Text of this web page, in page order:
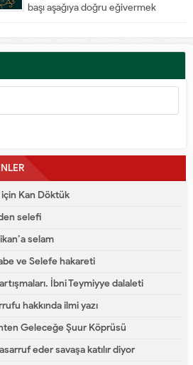
başı aşağıya doğru eğivermek
suretiyle yapılan işarettir ki, namazda
rukûya ve secdeye işaret olmak
üzere başı eğmektir.
Kan Döktük
selefi
selam
ve Selefe hakareti
İbni Teymiyye dalaleti
hakkında ilmi yazı
Geleceğe Şuur Köprüsü
eder savaşa katılır diyor